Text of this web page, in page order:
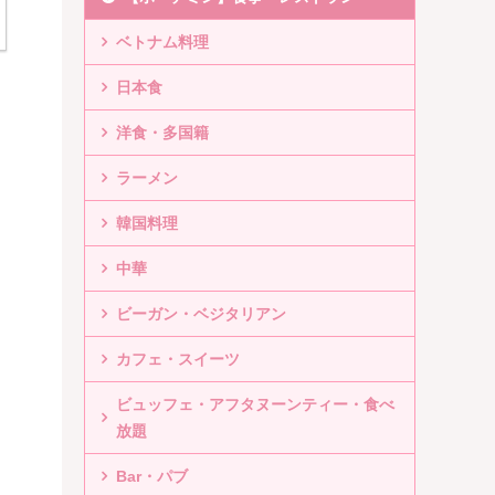
ベトナム料理
日本食
洋食・多国籍
ラーメン
韓国料理
中華
ビーガン・ベジタリアン
カフェ・スイーツ
ビュッフェ・アフタヌーンティー・食べ
放題
Bar・パブ